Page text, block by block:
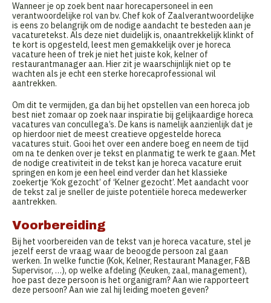
Wanneer je op zoek bent naar horecapersoneel in een
verantwoordelijke rol van bv. Chef kok of Zaalverantwoordelijke
is eens zo belangrijk om de nodige aandacht te besteden aan je
vacaturetekst. Als deze niet duidelijk is, onaantrekkelijk klinkt of
te kort is opgesteld, leest men gemakkelijk over je horeca
vacature heen of trek je niet het juiste kok, kelner of
restaurantmanager aan. Hier zit je waarschijnlijk niet op te
wachten als je echt een sterke horecaprofessional wil
aantrekken.
Om dit te vermijden, ga dan bij het opstellen van een horeca job
best niet zomaar op zoek naar inspiratie bij gelijkaardige horeca
vacatures van concullega’s. De kans is namelijk aanzienlijk dat je
op hierdoor niet de meest creatieve opgestelde horeca
vacatures stuit. Gooi het over een andere boeg en neem de tijd
om na te denken over je tekst en planmatig te werk te gaan. Met
de nodige creativiteit in de tekst kan je horeca vacature eruit
springen en kom je een heel eind verder dan het klassieke
zoekertje ‘Kok gezocht’ of ‘Kelner gezocht’. Met aandacht voor
de tekst zal je sneller de juiste potentiële horeca medewerker
aantrekken.
Voorbereiding
Bij het voorbereiden van de tekst van je horeca vacature, stel je
jezelf eerst de vraag waar de beoogde persoon zal gaan
werken. In welke functie (Kok, Kelner, Restaurant Manager, F&B
Supervisor, …), op welke afdeling (Keuken, zaal, management),
hoe past deze persoon is het organigram? Aan wie rapporteert
deze persoon? Aan wie zal hij leiding moeten geven?